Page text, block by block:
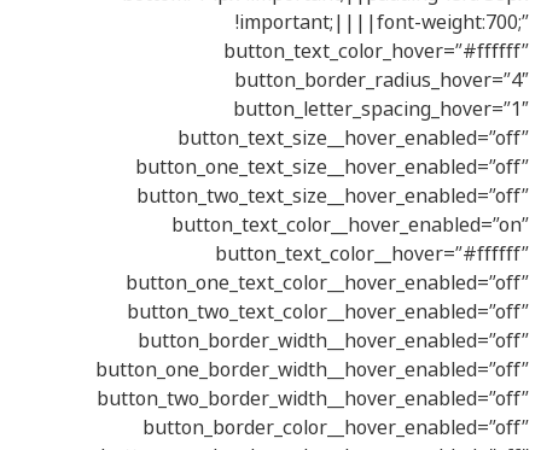
!important;||||font-weight:700;”
button_text_color_hover=”#ffffff”
button_border_radius_hover=”4″
button_letter_spacing_hover=”1″
button_text_size__hover_enabled=”off”
button_one_text_size__hover_enabled=”off”
button_two_text_size__hover_enabled=”off”
button_text_color__hover_enabled=”on”
button_text_color__hover=”#ffffff”
button_one_text_color__hover_enabled=”off”
button_two_text_color__hover_enabled=”off”
button_border_width__hover_enabled=”off”
button_one_border_width__hover_enabled=”off”
button_two_border_width__hover_enabled=”off”
button_border_color__hover_enabled=”off”